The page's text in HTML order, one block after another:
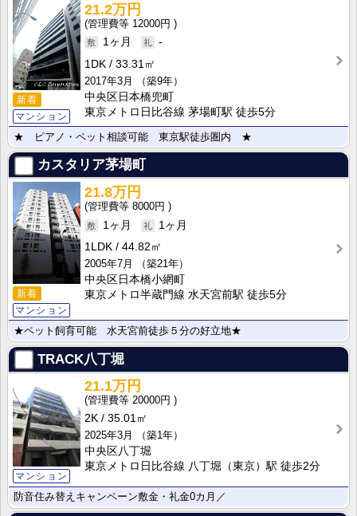
新着
マンション
21.2万円
12000円
1ヶ月
-
1DK
33.31㎡
2017年3月
（築9年）
中央区日本橋兜町
東京メトロ日比谷線 茅場町駅 徒歩5分
★ ピアノ・ペット相談可能 東京駅徒歩圏内 ★
カスタリア茅場町
新着
マンション
21.8万円
8000円
1ヶ月
1ヶ月
1LDK
44.82㎡
2005年7月
（築21年）
中央区日本橋小網町
東京メトロ半蔵門線 水天宮前駅 徒歩5分
★ペット飼育可能 水天宮前徒歩５分の好立地★
TRACK八丁堀
マンション
21.1万円
20000円
2K
35.01㎡
2025年3月
（築1年）
中央区八丁堀
東京メトロ日比谷線 八丁堀（東京）駅 徒歩2分
防音住み替えキャンペーン敷金・礼金0カ月／